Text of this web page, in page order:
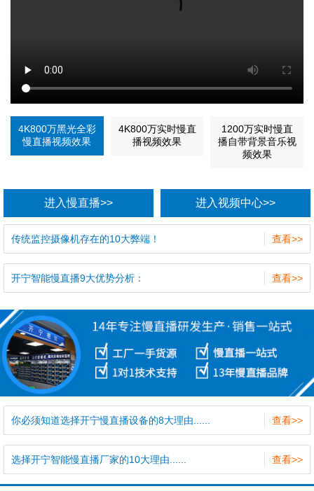
4K800万黑光全彩
慢直播视频效果
4K800万实时慢直
播视频效果
1200万实时慢直
播自带背景音乐视
频效果
进入慢直播>> 进入视频中心>>
查看>>
传统监控摄像机存在的10大弊端！
查看>>
开宁智能慢直播9大优势分析：
查看>>
你必须知道选择开宁慢直播设备的8大理由......
查看>>
选择开宁智能慢直播厂家的10大理由......